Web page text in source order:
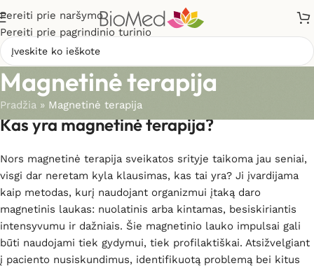
Pereiti prie naršymo
Pereiti prie pagrindinio turinio
Magnetinė terapija
Pradžia » Magnetinė terapija
Kas yra magnetinė terapija?
Nors magnetinė terapija sveikatos srityje taikoma jau seniai,
visgi dar neretam kyla klausimas, kas tai yra? Ji įvardijama
kaip metodas, kurį naudojant organizmui įtaką daro
magnetinis laukas: nuolatinis arba kintamas, besiskiriantis
intensyvumu ir dažniais. Šie magnetinio lauko impulsai gali
būti naudojami tiek gydymui, tiek profilaktiškai. Atsižvelgiant
į paciento nusiskundimus, identifikuotą problemą bei kitus